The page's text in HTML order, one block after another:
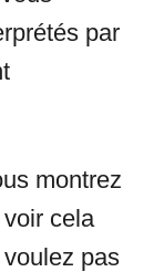
par
montrez
cela
pas